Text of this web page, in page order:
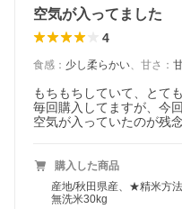
空気が入ってました
4
食感 ： 少し柔らかい、 甘さ ：
もちもちしていて、とて
毎回購入してますが、今
空気が入っていたのが残念
購入した商品
産地/秋田県産、★精米方
無洗米30kg